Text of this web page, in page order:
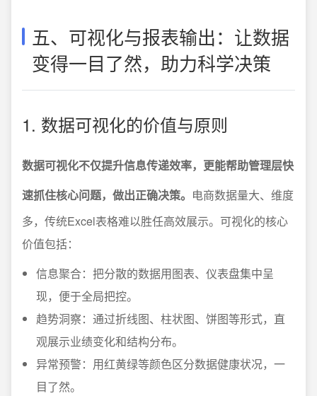
五、可视化与报表输出：让数据
变得一目了然，助力科学决策
1. 数据可视化的价值与原则
数据可视化不仅提升信息传递效率，更能帮助管理层快
速抓住核心问题，做出正确决策。 电商数据量大、维度
多，传统Excel表格难以胜任高效展示。可视化的核心
价值包括：
信息聚合：把分散的数据用图表、仪表盘集中呈
现，便于全局把控。
趋势洞察：通过折线图、柱状图、饼图等形式，直
观展示业绩变化和结构分布。
异常预警：用红黄绿等颜色区分数据健康状况，一
目了然。